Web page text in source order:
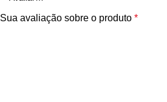
Sua avaliação sobre o produto *